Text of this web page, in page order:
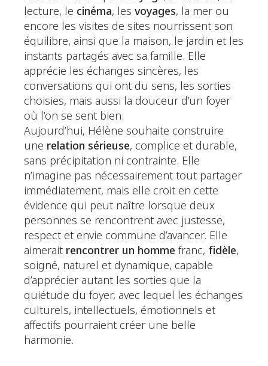
lecture, le cinéma, les voyages, la mer ou
encore les visites de sites nourrissent son
équilibre, ainsi que la maison, le jardin et les
instants partagés avec sa famille. Elle
apprécie les échanges sincères, les
conversations qui ont du sens, les sorties
choisies, mais aussi la douceur d’un foyer
où l’on se sent bien.
Aujourd’hui, Hélène souhaite construire
une relation sérieuse, complice et durable,
sans précipitation ni contrainte. Elle
n’imagine pas nécessairement tout partager
immédiatement, mais elle croit en cette
évidence qui peut naître lorsque deux
personnes se rencontrent avec justesse,
respect et envie commune d’avancer. Elle
aimerait rencontrer un homme franc, fidèle,
soigné, naturel et dynamique, capable
d’apprécier autant les sorties que la
quiétude du foyer, avec lequel les échanges
culturels, intellectuels, émotionnels et
affectifs pourraient créer une belle
harmonie.